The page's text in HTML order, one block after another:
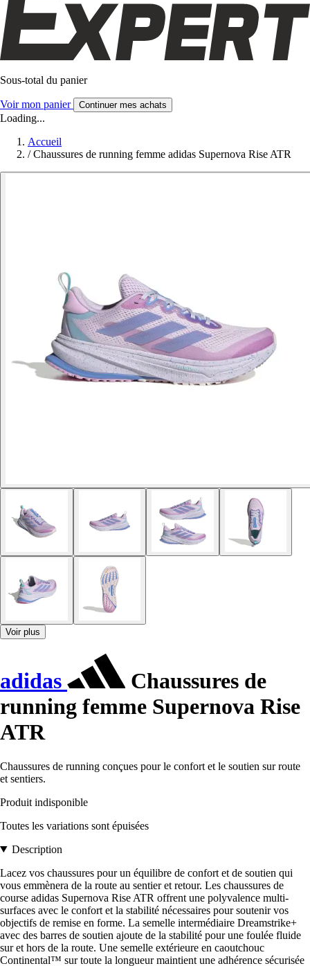
Sous-total du panier
Voir mon panier Continuer mes achats
Loading...
Accueil
/ Chaussures de running femme adidas Supernova Rise ATR
Voir plus
adidas
Chaussures de
running femme Supernova Rise
ATR
Chaussures de running conçues pour le confort et le soutien sur route
et sentiers.
Produit indisponible
Toutes les variations sont épuisées
Description
Lacez vos chaussures pour un équilibre de confort et de soutien qui
vous emmènera de la route au sentier et retour. Les chaussures de
course adidas Supernova Rise ATR offrent une polyvalence multi-
surfaces avec le confort et la stabilité nécessaires pour soutenir vos
objectifs de remise en forme. La semelle intermédiaire Dreamstrike+
avec des barres de soutien ajoute de la stabilité pour une foulée fluide
sur et hors de la route. Une semelle extérieure en caoutchouc
Continental™ sur toute la longueur maintient une adhérence sécurisée